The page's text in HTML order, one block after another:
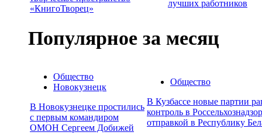
«КнигоТворец»
лучших работников
Популярное за месяц
Общество
Новокузнецк
В Новокузнецке простились
с первым командиром
ОМОН Сергеем Добижей
Общество
В Кузбассе новые партии
контроль в
отправкой в Республику